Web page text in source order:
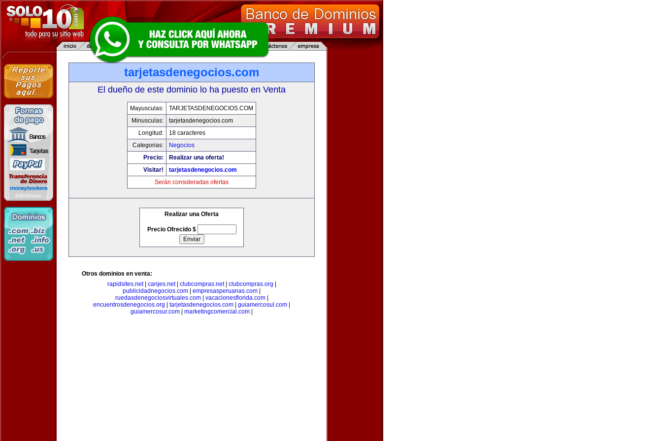
tarjetasdenegocios.com
El dueño de este dominio lo ha puesto en Venta
Mayusculas:
TARJETASDENEGOCIOS.COM
Minusculas:
tarjetasdenegocios.com
Longitud:
18 caracteres
Categorias:
Negocios
Precio:
Realizar una oferta!
Visitar!
tarjetasdenegocios.com
Serán consideradas ofertas
Realizar una Oferta
Precio Ofrecido $
Otros dominios en venta:
rapidsites.net| canjes.net| clubcompras.net| clubcompras.org
publicidadnegocios.com
empresasperuanas.com
ruedasdenegociosvirtuales.com| vacacionesflorida.com|
encuentrosdenegocios.org
tarjetasdenegocios.com guiamercosul.com
guiamercosur.com
marketingcomercial.com